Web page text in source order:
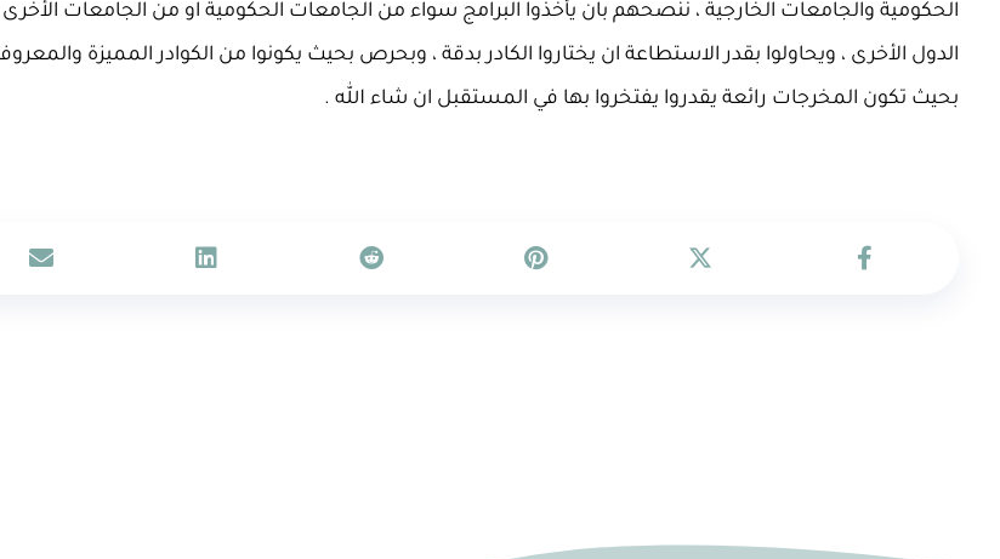
الحكومية والجامعات الخارجية ، ننصحهم بان يأخذوا البرامج سواء من الجامعات الحكومية او من الجامعات
الدول الأخرى ، ويحاولوا بقدر الاستطاعة ان يختاروا الكادر بدقة ، وبحرص بحيث يكونوا من الكوادر المميزة
بحيث تكون المخرجات رائعة يقدروا يفتخروا بها في المستقبل ان شاء الله .